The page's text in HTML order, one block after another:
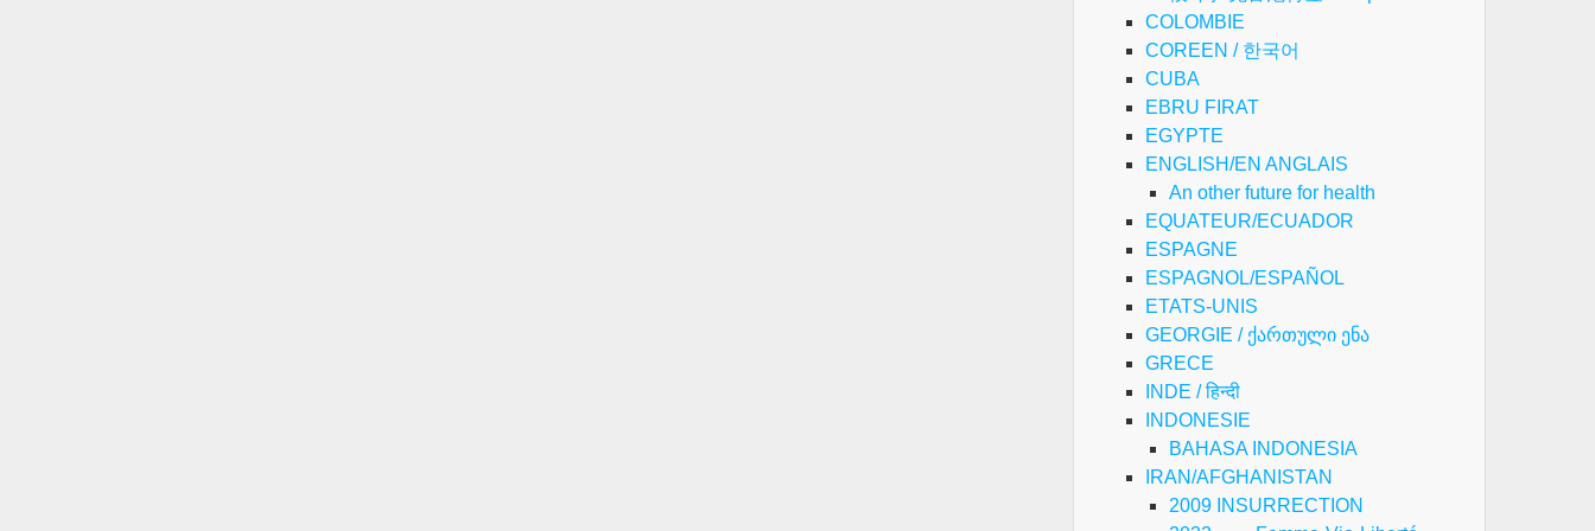
COLOMBIE
COREEN / 한국어
CUBA
EBRU FIRAT
EGYPTE
ENGLISH/EN ANGLAIS
An other future for health
EQUATEUR/ECUADOR
ESPAGNE
ESPAGNOL/ESPAÑOL
ETATS-UNIS
GEORGIE / ქართული ენა
GRECE
INDE / हिन्दी
INDONESIE
BAHASA INDONESIA
IRAN/AFGHANISTAN
2009 INSURRECTION